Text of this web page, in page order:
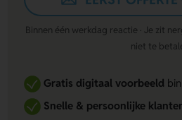
Binnen één werkdag reactie · Je zit
niet te
Gratis digitaal voorbeeld
Snelle & persoonlijke